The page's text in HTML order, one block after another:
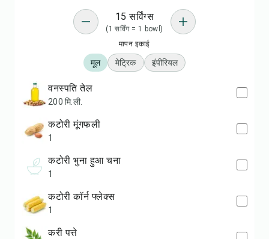
15 सर्विंग्स
(1 सर्विंग = 1 bowl)
मापन इकाई
मूल मेट्रिक इंपीरियल
वनस्पति तेल
200 मि.ली.
कटोरी मूंगफली
1
कटोरी भुना हुआ चना
1
कटोरी कॉर्न फ्लेक्स
1
करी पत्ते